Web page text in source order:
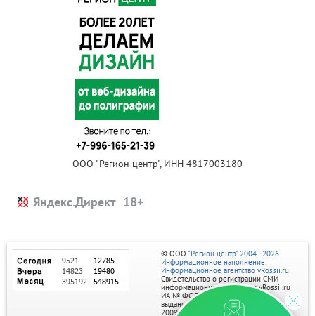
ООО "Регион центр", ИНН 4817003180
Яндекс.Директ
© ООО "Регион центр" 2004 - 2026
Информационное наполнение:
Информационное агентство vRossii.ru
Свидетельство о регистрации СМИ
информационного агентства vRossii.ru
ИА № ФС 77‑35502
выдано РОСКОМНАДЗОРом 04 марта
2009г.